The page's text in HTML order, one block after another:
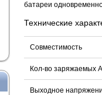
батареи
Технические
Совместимость
Кол-во заряжаемых
Выходное